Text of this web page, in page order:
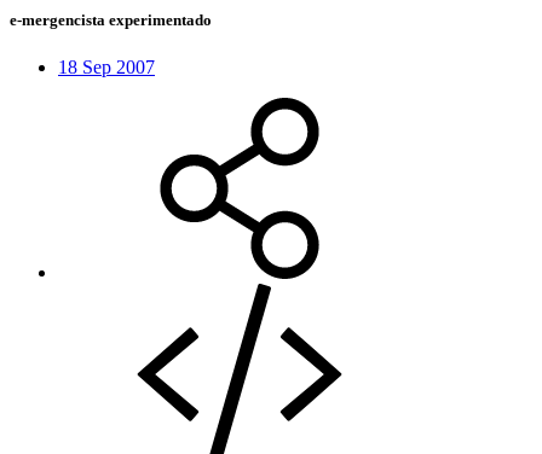
e-mergencista experimentado
18 Sep 2007